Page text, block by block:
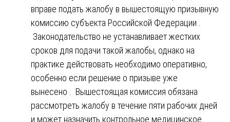
вправе подать жалобу в вышестоящую призывную
комиссию субъекта Российской Федерации .
Законодательство не устанавливает жестких
сроков для подачи такой жалобы, однако на
практике действовать необходимо оперативно,
особенно если решение о призыве уже
вынесено . Вышестоящая комиссия обязана
рассмотреть жалобу в течение пяти рабочих дней
и может назначить контрольное медицинское